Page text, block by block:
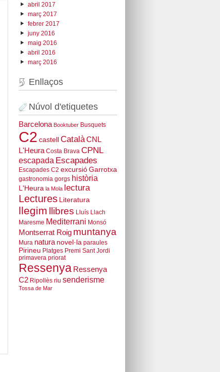
abril 2017
març 2017
febrer 2017
juny 2016
maig 2016
abril 2016
març 2016
Enllaços
Núvol d'etiquetes
Barcelona Booktuber Busquets
C2 castell Català CNL
L'Heura Costa Brava CPNL
escapada Escapades
Escapades C2 excursió Garrotxa
gastronomia gorgs història
L'Heura la Mola lectura
Lectures Literatura
llegim llibres Lluís Llach
Maresme Mediterrani Monsó
Montserrat Roig muntanya
Mura natura novel·la paraules
Pirineu Platges Premi Sant Jordi
primavera priorat
Ressenya Ressenya
C2 Ripollès riu senderisme
Tossa de Mar